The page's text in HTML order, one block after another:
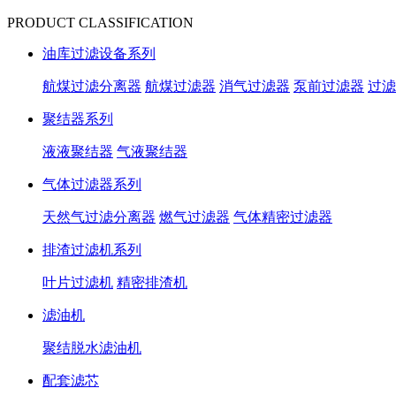
PRODUCT CLASSIFICATION
油库过滤设备系列
航煤过滤分离器 航煤过滤器 消气过滤器 泵前过滤器 过
聚结器系列
液液聚结器 气液聚结器
气体过滤器系列
天然气过滤分离器 燃气过滤器 气体精密过滤器
排渣过滤机系列
叶片过滤机 精密排渣机
滤油机
聚结脱水滤油机
配套滤芯